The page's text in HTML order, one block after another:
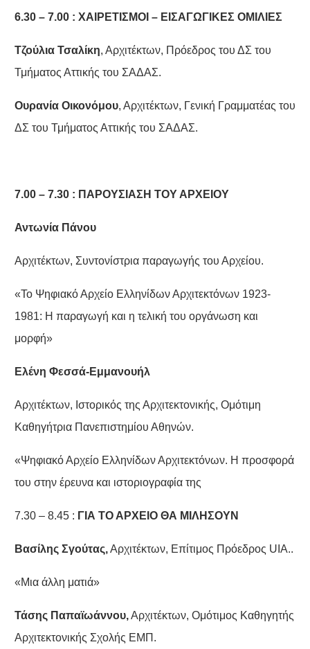
6.30 – 7.00 : ΧΑΙΡΕΤΙΣΜΟΙ – ΕΙΣΑΓΩΓΙΚΕΣ ΟΜΙΛΙΕΣ
Τζούλια Τσαλίκη, Αρχιτέκτων, Πρόεδρος του ΔΣ του
Τμήματος Αττικής του ΣΑΔΑΣ.
Ουρανία Οικονόμου, Αρχιτέκτων, Γενική Γραμματέας του
ΔΣ του Τμήματος Αττικής του ΣΑΔΑΣ.
7.00 – 7.30 : ΠΑΡΟΥΣΙΑΣΗ ΤΟΥ ΑΡΧΕΙΟΥ
Αντωνία Πάνου
Αρχιτέκτων, Συντονίστρια παραγωγής του Αρχείου.
«Το Ψηφιακό Αρχείο Ελληνίδων Αρχιτεκτόνων 1923-
1981: Η παραγωγή και η τελική του οργάνωση και
μορφή»
Ελένη Φεσσά-Εμμανουήλ
Αρχιτέκτων, Ιστορικός της Αρχιτεκτονικής, Ομότιμη
Καθηγήτρια Πανεπιστημίου Αθηνών.
«Ψηφιακό Αρχείο Ελληνίδων Αρχιτεκτόνων. Η προσφορά
του στην έρευνα και ιστοριογραφία της
7.30 – 8.45 : ΓΙΑ ΤΟ ΑΡΧΕΙΟ ΘΑ ΜΙΛΗΣΟΥΝ
Βασίλης Σγούτας,Αρχιτέκτων, Επίτιμος Πρόεδρος UIA..
«Μια άλλη ματιά»
Τάσης Παπαϊωάννου,Αρχιτέκτων, Ομότιμος Καθηγητής
Αρχιτεκτονικής Σχολής ΕΜΠ.